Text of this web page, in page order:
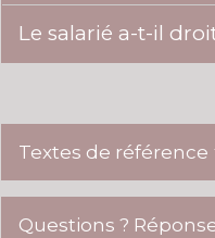
Le salarié a-t-il
Textes de référence
Questions ?